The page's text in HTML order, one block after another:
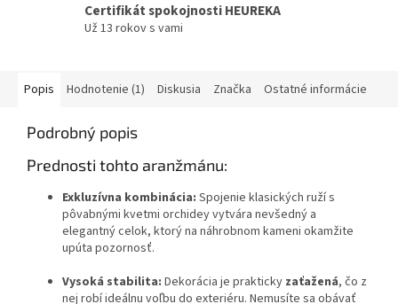
Certifikát spokojnosti HEUREKA
Už 13 rokov s vami
Popis Hodnotenie (1) Diskusia Značka Ostatné informácie
Podrobný popis
Prednosti tohto aranžmánu:
Exkluzívna kombinácia: Spojenie klasických ruží s
pôvabnými kvetmi orchidey vytvára nevšedný a
elegantný celok, ktorý na náhrobnom kameni okamžite
upúta pozornosť.
Vysoká stabilita: Dekorácia je prakticky zaťažená, čo z
nej robí ideálnu voľbu do exteriéru. Nemusíte sa obávať